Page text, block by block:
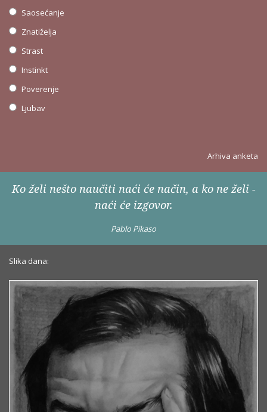
Saosećanje
Znatiželja
Strast
Instinkt
Poverenje
Ljubav
Arhiva anketa
Ko želi nešto naučiti naći će način, a ko ne želi -
naći će izgovor.
Pablo Pikaso
Slika dana: